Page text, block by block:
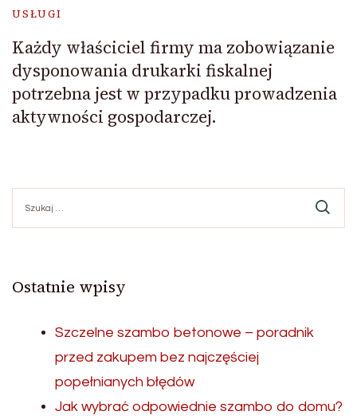
USŁUGI
Każdy właściciel firmy ma zobowiązanie
dysponowania drukarki fiskalnej
potrzebna jest w przypadku prowadzenia
aktywności gospodarczej.
Ostatnie wpisy
Szczelne szambo betonowe – poradnik
przed zakupem bez najczęściej
popełnianych błędów
Jak wybrać odpowiednie szambo do domu?